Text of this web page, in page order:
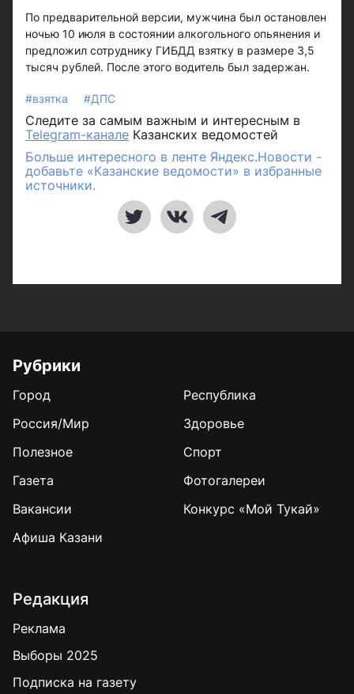
По предварительной версии, мужчина был остановлен
ночью 10 июля в состоянии алкогольного опьянения и
предложил сотруднику ГИБДД взятку в размере 3,5
тысяч рублей. После этого водитель был задержан.
#взятка #ДПС
Следите за самым важным и интересным в
Telegram-канале Казанских ведомостей
Больше интересного в ленте Яндекс.Новости -
добавьте «Казанские ведомости» в избранные
источники.
Рубрики
Город
Республика
Россия/Мир
Здоровье
Полезное
Спорт
Газета
Фотогалереи
Вакансии
Конкурс «Мой Тукай»
Афиша Казани
Редакция
Реклама
Выборы 2025
Подписка на газету